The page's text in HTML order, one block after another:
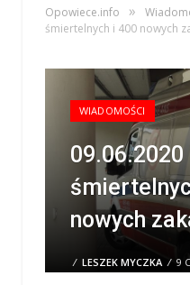
Opowiece.info »
śmiertelnych i 400 nowych
WIADOMOŚCI
nowych
/ LESZEK MYCZKA / 9
0 COMMENTS